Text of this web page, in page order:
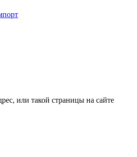
или такой страницы на сайте